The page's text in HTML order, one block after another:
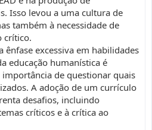
Isso levou a uma cultura de
também à necessidade de
crítico.
ênfase excessiva em habilidades
educação humanística é
importância de questionar quais
A adoção de um currículo
desafios, incluindo
críticos e à crítica ao